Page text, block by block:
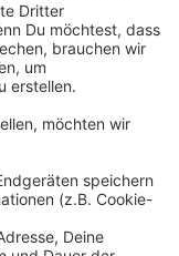
aller
Tarifvertrag
Angaben der
nicht reagiert